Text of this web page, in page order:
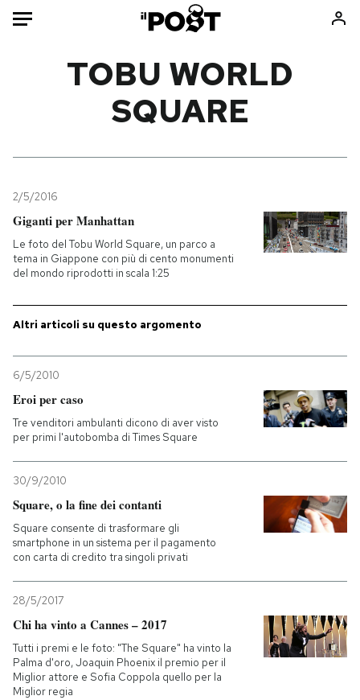
Mondo
Tecnologia
Internet
Scienza
Cultura
Sport
Libri
Ok Boomer!
Media
PODCAST
NEWSLETTER
I MIEI PREFERITI
SHOP
CALENDARIO
AREA PERSONALE
Entra
TOBU WORLD
SQUARE
2/5/2016
Giganti per Manhattan
Le foto del Tobu World Square, un parco a
tema in Giappone con più di cento monumenti
del mondo riprodotti in scala 1:25
Altri articoli su questo argomento
6/5/2010
Eroi per caso
Tre venditori ambulanti dicono di aver visto
per primi l'autobomba di Times Square
30/9/2010
Square, o la fine dei contanti
Square consente di trasformare gli
smartphone in un sistema per il pagamento
con carta di credito tra singoli privati
28/5/2017
Chi ha vinto a Cannes – 2017
Tutti i premi e le foto: "The Square" ha vinto la
Palma d'oro, Joaquin Phoenix il premio per il
Miglior attore e Sofia Coppola quello per la
Miglior regia